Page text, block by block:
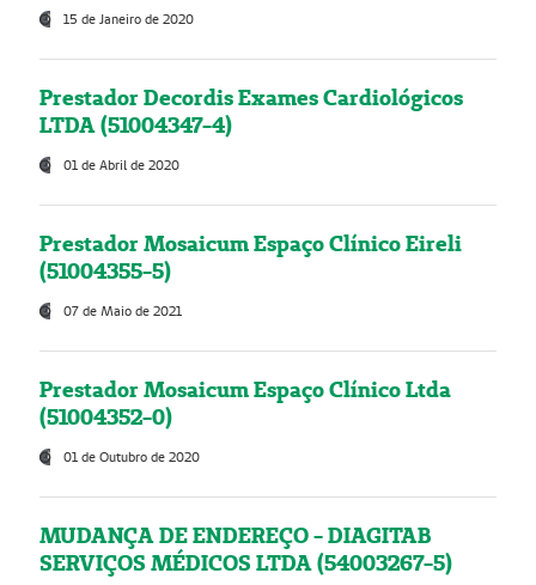
15 de Janeiro de 2020
Prestador Decordis Exames Cardiológicos
LTDA (51004347-4)
01 de Abril de 2020
Prestador Mosaicum Espaço Clínico Eireli
(51004355-5)
07 de Maio de 2021
Prestador Mosaicum Espaço Clínico Ltda
(51004352-0)
01 de Outubro de 2020
MUDANÇA DE ENDEREÇO - DIAGITAB
SERVIÇOS MÉDICOS LTDA (54003267-5)